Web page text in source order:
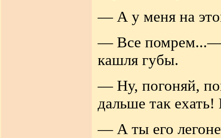
— А у меня на
— Все помрем...—
кашля губы.
— Ну, погоняй,
дальше так ехать!
— А ты его